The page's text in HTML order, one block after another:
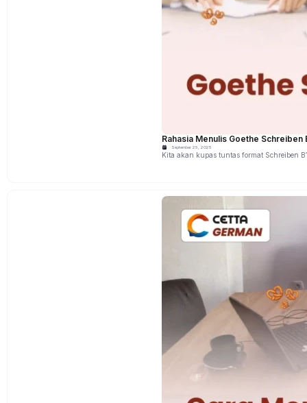
Rahasia Menulis Goethe Schreiben
September 25, 2025
Kita akan kupas tuntas format Schreiben